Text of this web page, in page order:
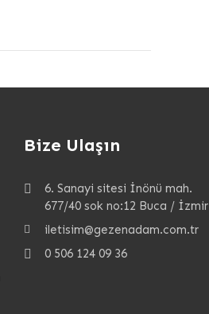
Bize Ulaşın
6. Sanayi sitesi İnönü mah.
677/40 sok no:12 Buca / İzmir
iletisim@gezenadam.com.tr
0 506 124 09 36